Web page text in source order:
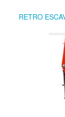
RETRO